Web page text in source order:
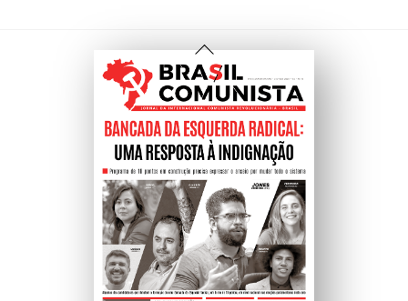
Voltar
Ao
Topo